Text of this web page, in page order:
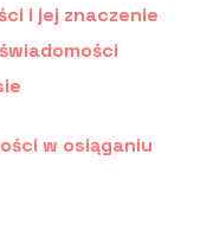
i jej znaczenie
w osiąganiu